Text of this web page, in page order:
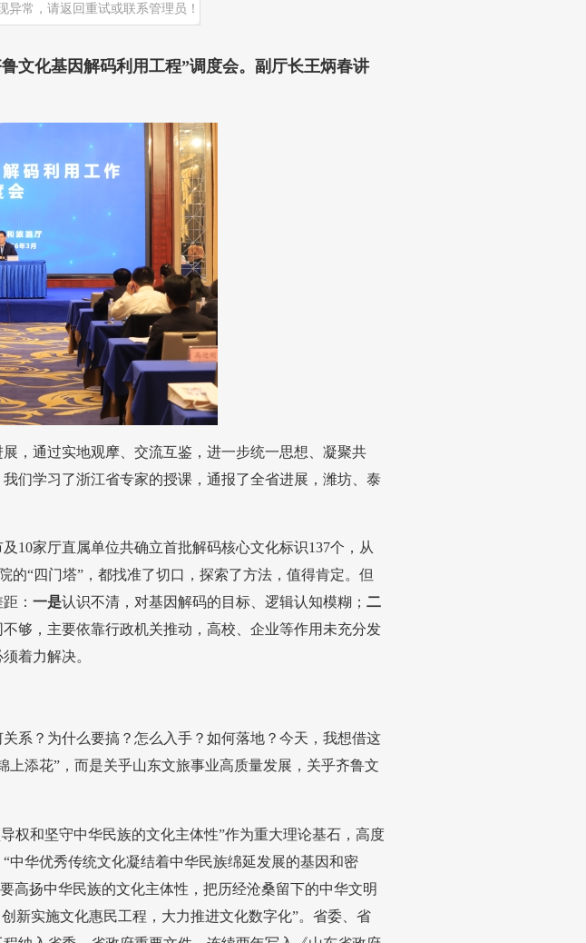
异常，请返回重试或联系管理员！
文化基因解码利用工程”调度会。副厅长王炳春讲
，通过实地观摩、交流互鉴，进一步统一思想、凝聚共
们学习了浙江省专家的授课，通报了全省进展，潍坊、泰
10家厅直属单位共确立首批解码核心文化标识137个，从
的“四门塔”，都找准了切口，探索了方法，值得肯定。但
： 一是认识不清，对基因解码的目标、逻辑认知模糊； 二
不够，主要依靠行政机关推动，高校、企业等作用未充分发
着力解决。
系？为什么要搞？怎么入手？如何落地？今天，我想借这
添花”，而是关乎山东文旅事业高质量发展，关乎齐鲁文
权和坚守中华民族的文化主体性”作为重大理论基石，高度
华优秀传统文化凝结着中华民族绵延发展的基因和密
高扬中华民族的文化主体性，把历经沧桑留下的中华文明
新实施文化惠民工程，大力推进文化数字化”。省委、省